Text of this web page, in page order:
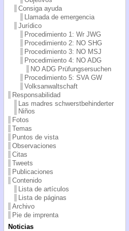
Consiga ayuda
Llamada de emergencia
Jurídico
Procedimiento 1: Wr JWG
Procedimiento 2: NO SHG
Procedimiento 3: NO MSJ
Procedimiento 4: NO ADG
NO ADG Prüfungsersuchen
Procedimiento 5: SVA GW
Volksanwaltschaft
Responsabilidad
Las madres schwerstbehinderter
Niños
Fotos
Temas
Puntos de vista
Observaciones
Citas
Tweets
Publicaciones
Contenido
Lista de artículos
Lista de páginas
Archivo
Pie de imprenta
Noticias